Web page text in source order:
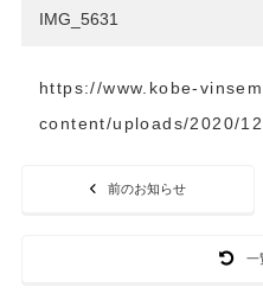
IMG_5631
https://www.kobe-
content/uploads/2020/
前のお知らせ
一